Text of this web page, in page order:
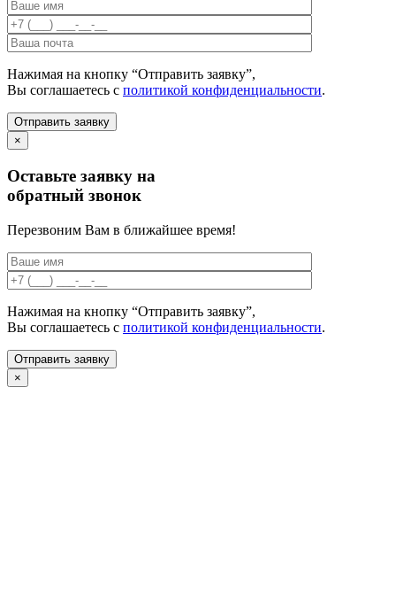
Нажимая на кнопку “Отправить заявку”,
Вы соглашаетесь с политикой конфиденциальности.
×
Оставьте заявку на
обратный звонок
Перезвоним Вам в ближайшее время!
Нажимая на кнопку “Отправить заявку”,
Вы соглашаетесь с политикой конфиденциальности.
×